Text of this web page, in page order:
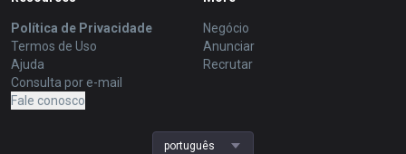
Política de Privacidade
Termos de Uso
Ajuda
Consulta por e-mail
Fale conosco
Negócio
Anunciar
Recrutar
português